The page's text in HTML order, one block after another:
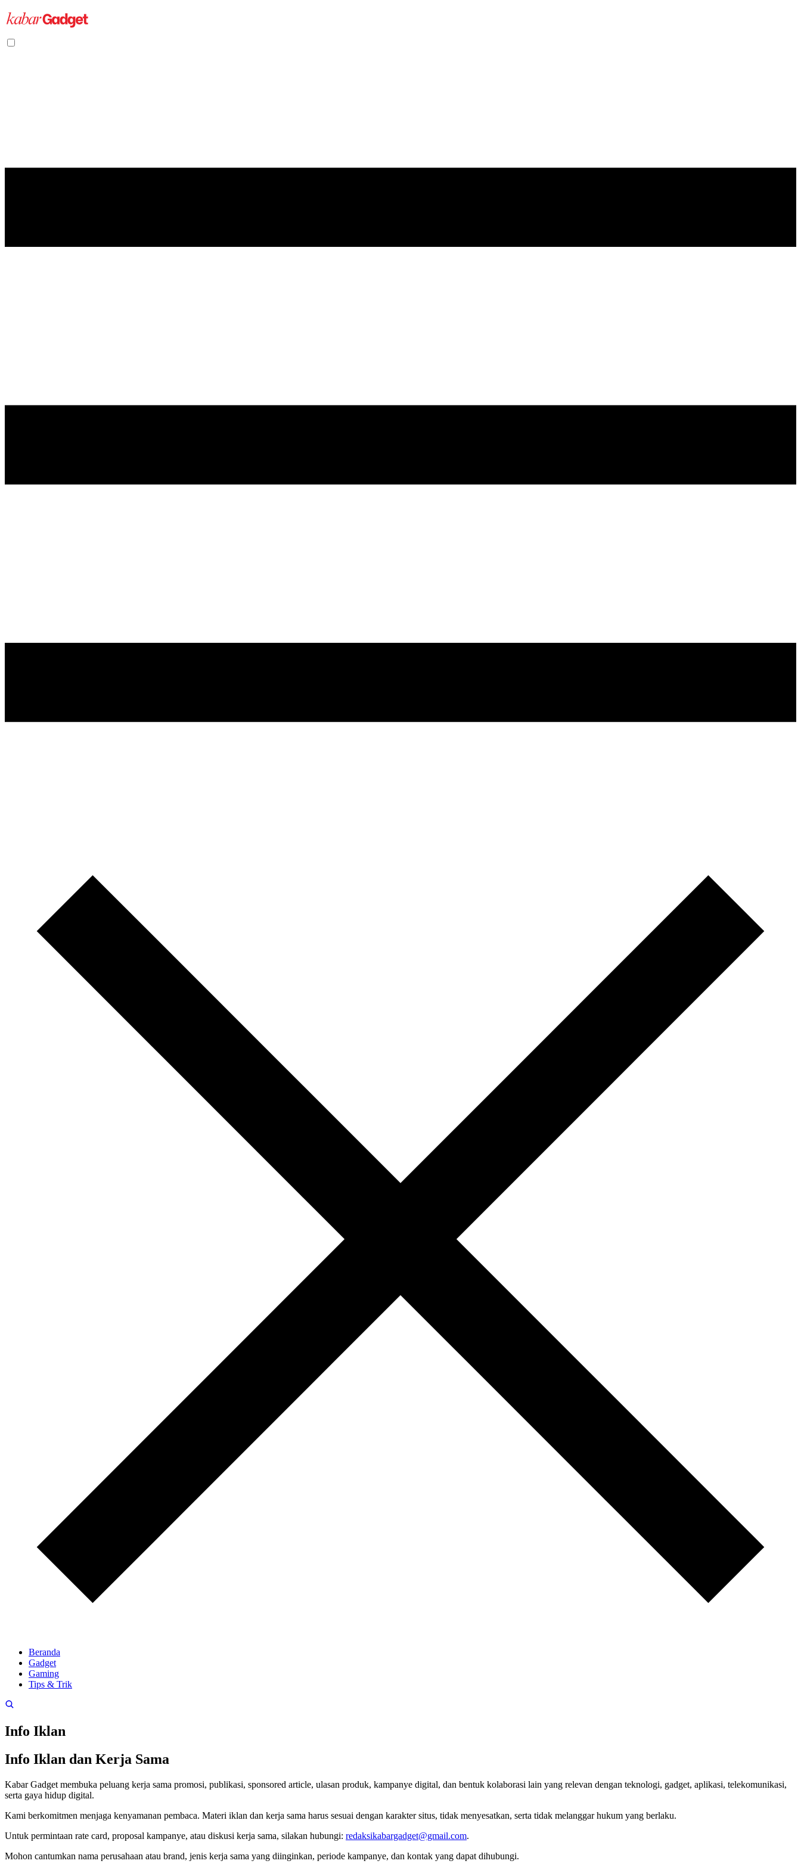
Beranda
Gadget
Gaming
Tips & Trik
Info Iklan
Info Iklan dan Kerja Sama
Kabar Gadget membuka peluang kerja sama promosi, publikasi, sponsored article, ulasan produk, kampanye digital, dan bentuk kolaborasi lain yang relevan dengan teknologi, gadget, aplikasi, telekomunikasi,
serta gaya hidup digital.
Kami berkomitmen menjaga kenyamanan pembaca. Materi iklan dan kerja sama harus sesuai dengan karakter situs, tidak menyesatkan, serta tidak melanggar hukum yang berlaku.
Untuk permintaan rate card, proposal kampanye, atau diskusi kerja sama, silakan hubungi: redaksikabargadget@gmail.com.
Mohon cantumkan nama perusahaan atau brand, jenis kerja sama yang diinginkan, periode kampanye, dan kontak yang dapat dihubungi.